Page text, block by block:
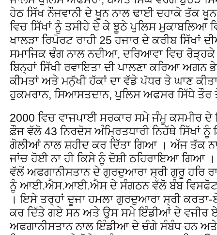
ਹੇਠ ਸਿੱਖ ਨੌਜਵਾਨੀ ਦੇ ਖੂਨ ਨਾਲ ਢਾਈ ਦਹਾਕੇ ਤੱਕ
ਵਿਚ ਸਿੱਖਾਂ ਨੂੰ ਤਸੀਹੇ ਦੇ ਕੇ ਝੂਠੇ ਪੁਲਿਸ ਮੁਕਾਬਲਿਆ
ਖਾਲੜਾ ਰਿਪੋਰਟ ਰਾਹੀ 25 ਹਜਾਰ ਦੇ ਕਰੀਬ ਸਿੱਖਾਂ
ਸਮਾਜਿਕ ਢੰਗ ਨਾਲ ਨਦੀਆ, ਦਰਿਆਵਾ ਵਿਚ ਰੋੜ੍ਹਕੇ
ਬਿਨ੍ਹਾਂ ਸਿੱਖੀ ਰਵਾਇਤਾ ਦੀ ਪਾਲਣਾ ਕਰਿਆ ਅਗਨ
ਕੀਮਤਾਂ ਅਤੇ ਮਨੁੱਖੀ ਹੱਕਾਂ ਦਾ ਵੱਡੇ ਪੱਧਰ ਤੇ ਘਾਣ
ਹੁਕਮਰਾਨ, ਸਿਆਸਤਦਾਨ, ਪੁਲਿਸ ਅਫਸਰ ਸਿੱਧੇ ਤੌਰ
2000 ਵਿਚ ਵਾਜਪਾਈ ਸਰਕਾਰ ਸਮੇ ਜੰਮੂ ਕਸਮੀਰ ਦੇ
ਫ਼ੌਜ ਵੱਲੋ 43 ਨਿਰਦੋਸ ਅੰਮ੍ਰਿਤਧਾਰੀ ਨਿਹੱਥੇ ਸਿੱਖਾਂ
ਗੋਲੀਆਂ ਨਾਲ ਸ਼ਹੀਦ ਕਰ ਦਿੱਤਾ ਗਿਆ । ਅੱਜ ਤੱਕ
ਜਾਂਚ ਹੋਈ ਨਾ ਹੀ ਕਿਸੇ ਨੂੰ ਦੋਸ਼ੀ ਠਹਿਰਾਇਆ
ਵੱਲੋਂ ਅਫਗਾਨੀਸਤਾਨ ਦੇ ਗੁਰਦੁਆਰਾ ਸ੍ਰੀ ਗੁਰੂ ਹਰਿ
ਨੂੰ ਆਈ.ਐਸ.ਆਈ.ਐਸ ਦੇ ਸੰਗਠਨ ਵੱਲੋ ਬੰਬ ਵਿਸਫੋਟ
। ਇਸੇ ਤਰ੍ਹਾਂ ਦੂਜਾ ਹਮਲਾ ਗੁਰਦੁਆਰਾ ਸ੍ਰੀ ਕਰਤਾ-
ਕਰ ਦਿੱਤੇ ਗਏ ਸਨ ਅਤੇ ਉਸ ਸਮੇ ਇੰਡੀਆਂ ਦੇ ਵਜੀਰ ਏ
ਅਫਗਾਨੀਸਤਾਨ ਨਾਲ ਇੰਡੀਆ ਦੇ ਚੰਗੇ ਸੰਬੰਧ ਹਨ